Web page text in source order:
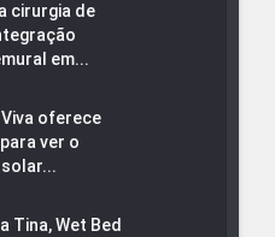
cirurgia de
em...
Viva oferece
ver o
Tina, Wet Bed